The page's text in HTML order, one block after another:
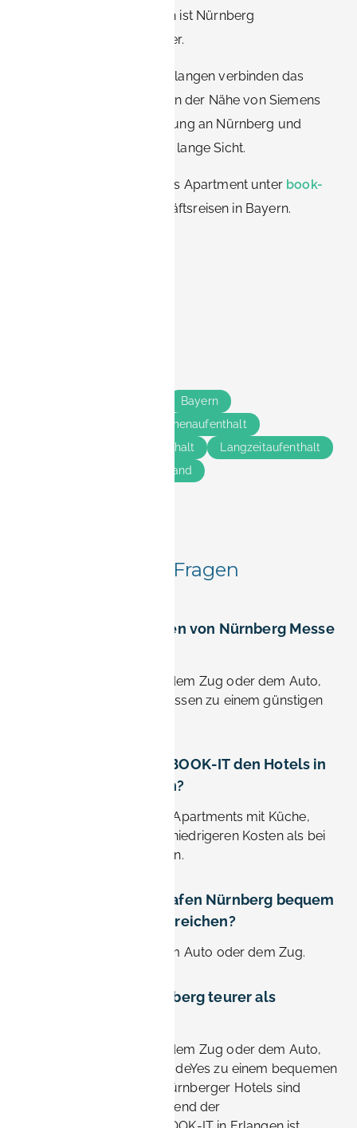
oder Großveranstaltungen ist Nürnberg
möglicherweise praktischer.
BOOK-IT Apartments in Erlangen verbinden das
Beste aus beiden Welten: in der Nähe von Siemens
und FAU, schnelle Anbindung an Nürnberg und
komfortables Wohnen auf lange Sicht.
👉 Buchen Sie Ihr Business Apartment unter book-
für stressfreie Geschäftsreisen in Bayern.
Bayern
Firmenaufenthalt
Kurzaufenthalt
Langzeitaufenthalt
Deutschland
Häufig gestellte Fragen
Wie weit ist Erlangen von Nürnberg Messe
Etwa 20—30 Minuten mit dem Zug oder dem Auto,
was Erlangen auch für Messen zu einem günstigen
Warum sollten Sie BOOK-IT den Hotels in
Nürnberg vorziehen?
BOOK-IT bietet möblierte Apartments mit Küche,
WLAN und Wäscherei zu niedrigeren Kosten als bei
längeren Hotelaufenthalten.
Kann ich den Flughafen Nürnberg bequem
von Erlangen aus erreichen?
Ja, nur 20 Minuten mit dem Auto oder dem Zug.
Sind Hotels in Nürnberg teurer als
Etwa 20—30 Minuten mit dem Zug oder dem Auto,
was Erlangen auch für TradeYes zu einem bequemen
Ausgangspunkt macht. Nürnberger Hotels sind
teurer, insbesondere während der